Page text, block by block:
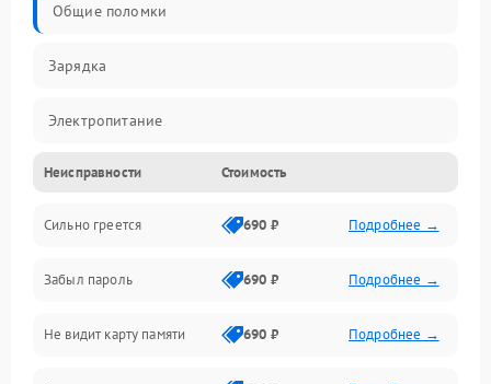
Общие поломки
Зарядка
Электропитание
Экран и изображение
Дисплей
Экран (дисплей)
Связь
Неисправности Стоимость
Сильно греется 690 ₽ Подробнее →
Забыл пароль 690 ₽ Подробнее →
Не видит карту памяти 690 ₽ Подробнее →